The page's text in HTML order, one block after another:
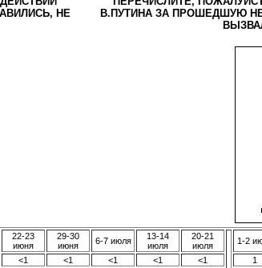
НЕ
В.ПУТИНА ЗА ПРОШЕДШУЮ
22-23
июня
29-30
июня
6-7 июля
13-14
июля
20-21
июля
1-2
<1 <1 <1 <1 <1 1